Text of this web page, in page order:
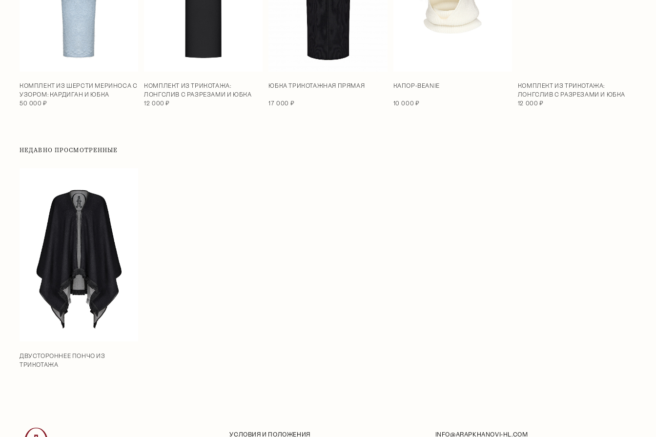
КОМПЛЕКТ ИЗ ШЕРСТИ МЕРИНОСА С
УЗОРОМ: КАРДИГАН И ЮБКА
50 000 ₽
КОМПЛЕКТ ИЗ ТРИКОТАЖА:
ЛОНГСЛИВ С РАЗРЕЗАМИ И ЮБКА
12 000 ₽
ЮБКА ТРИКОТАЖНАЯ ПРЯМАЯ
17 000 ₽
КАПОР-BEANIE
10 000 ₽
КОМПЛЕКТ ИЗ ТРИКОТАЖА:
ЛОНГСЛИВ С РАЗРЕЗАМИ И ЮБКА
12 000 ₽
НЕДАВНО ПРОСМОТРЕННЫЕ
ДВУСТОРОННЕЕ ПОНЧО ИЗ
ТРИКОТАЖА
УСЛОВИЯ И ПОЛОЖЕНИЯ INFO@ARAPKHANOVI-HL.COM